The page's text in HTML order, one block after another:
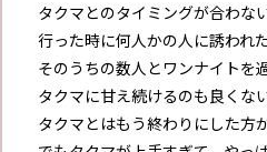
タクマとのタイミングが合わな
行った時に何人かの人に誘われた
そのうちの数人とワンナイトを
タクマに甘え続けるのも良くな
タクマとはもう終わりにした方